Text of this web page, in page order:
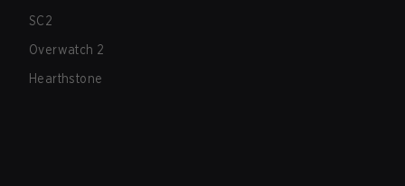
SC2
Overwatch 2
Hearthstone